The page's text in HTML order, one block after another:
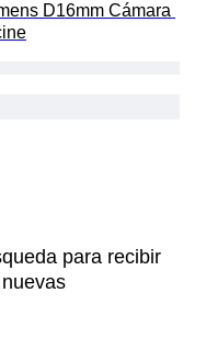
D16mm Cámara
para recibir